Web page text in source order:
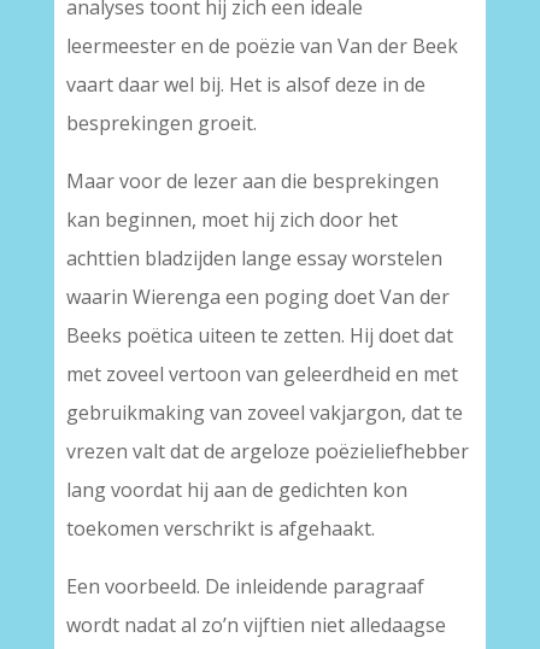
analyses toont hij zich een ideale
leermeester en de poëzie van Van der Beek
vaart daar wel bij. Het is alsof deze in de
besprekingen groeit.
Maar voor de lezer aan die besprekingen
kan beginnen, moet hij zich door het
achttien bladzijden lange essay worstelen
waarin Wierenga een poging doet Van der
Beeks poëtica uiteen te zetten. Hij doet dat
met zoveel vertoon van geleerdheid en met
gebruikmaking van zoveel vakjargon, dat te
vrezen valt dat de argeloze poëzieliefhebber
lang voordat hij aan de gedichten kon
toekomen verschrikt is afgehaakt.
Een voorbeeld. De inleidende paragraaf
wordt nadat al zo’n vijftien niet alledaagse